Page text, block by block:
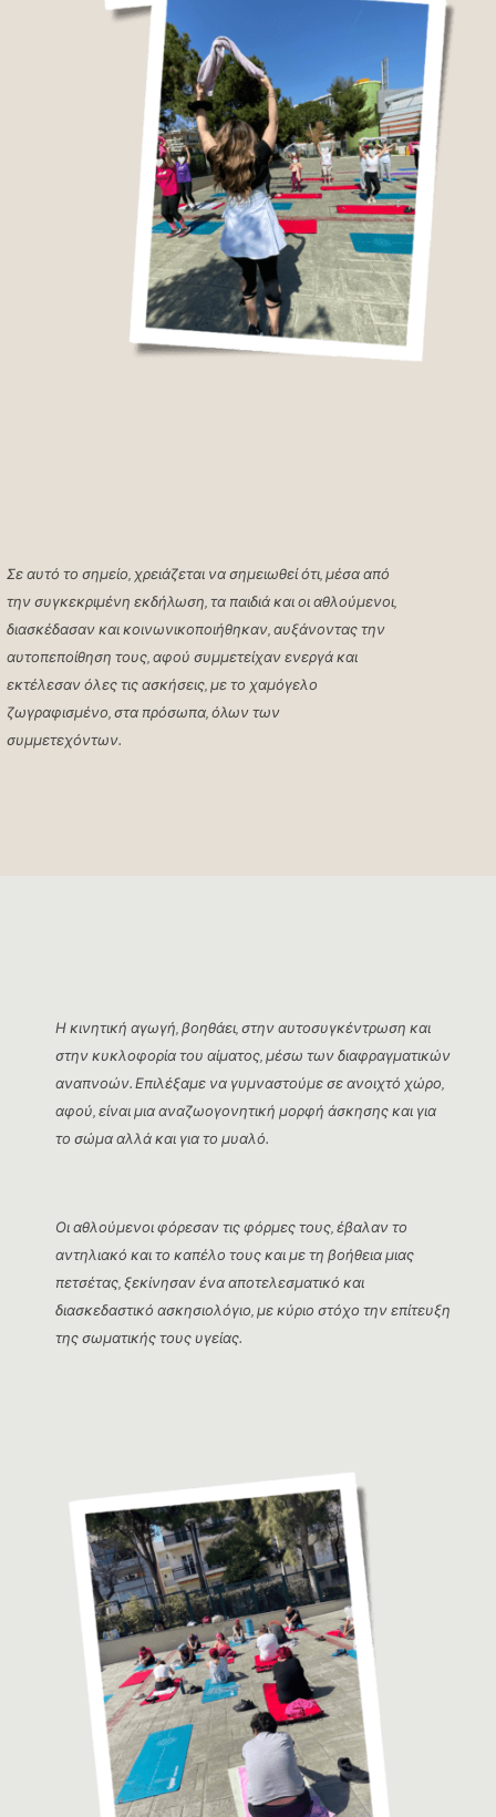
Σε αυτό το σημείο, χρειάζεται να σημειωθεί ότι, μέσα από
την συγκεκριμένη εκδήλωση, τα παιδιά και οι αθλούμενοι,
διασκέδασαν και κοινωνικοποιήθηκαν, αυξάνοντας την
αυτοπεποίθηση τους, αφού συμμετείχαν ενεργά και
εκτέλεσαν όλες τις ασκήσεις, με το χαμόγελο
ζωγραφισμένο, στα πρόσωπα, όλων των
συμμετεχόντων.
Η κινητική αγωγή, βοηθάει, στην αυτοσυγκέντρωση και
στην κυκλοφορία του αίματος, μέσω των διαφραγματικών
αναπνοών. Επιλέξαμε να γυμναστούμε σε ανοιχτό χώρο,
αφού, είναι μια αναζωογονητική μορφή άσκησης και για
το σώμα αλλά και για το μυαλό.
Οι αθλούμενοι φόρεσαν τις φόρμες τους, έβαλαν το
αντηλιακό και το καπέλο τους και με τη βοήθεια μιας
πετσέτας, ξεκίνησαν ένα αποτελεσματικό και
διασκεδαστικό ασκησιολόγιο, με κύριο στόχο την επίτευξη
της σωματικής τους υγείας.